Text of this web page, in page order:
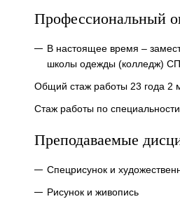
Профессиональный
В настоящее время –
школы одежды (колледж)
Общий стаж работы 23 года 2
Стаж работы по
Преподаваемые
Спецрисунок и
Рисунок и живопись